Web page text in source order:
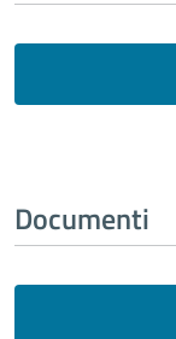
Documenti